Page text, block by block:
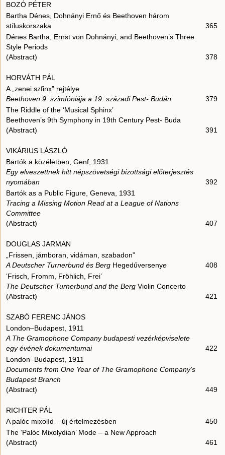
BOZÓ PÉTER
Bartha Dénes, Dohnányi Ernő és Beethoven három
stíluskorszaka
365
Dénes Bartha, Ernst von Dohnányi, and Beethoven’s Three
Style Periods
(Abstract)
378
HORVÁTH PÁL
A „zenei szfinx” rejtélye
Beethoven 9. szimfóniája a 19. századi Pest- Budán
379
The Riddle of the ‘Musical Sphinx’
Beethoven’s 9th Symphony in 19th Century Pest- Buda
(Abstract)
391
VIKÁRIUS LÁSZLÓ
Bartók a közéletben, Genf, 1931
Egy elveszettnek hitt népszövetségi bizottsági előterjesztés
nyomában
392
Bartók as a Public Figure, Geneva, 1931
Tracing a Missing Motion Read at a League of Nations
Committee
(Abstract)
407
DOUGLAS JARMAN
„Frissen, jámboran, vidáman, szabadon”
A Deutscher Turnerbund és Berg Hegedűversenye
408
‘Frisch, Fromm, Fröhlich, Frei’
The Deutscher Turnerbund and the Berg Violin Concerto
(Abstract)
421
SZABÓ FERENC JÁNOS
London–Budapest, 1911
A The Gramophone Company budapesti vezérképviselete
egy évének dokumentumai
422
London–Budapest, 1911
Documents from One Year of The Gramophone Company’s
Budapest Branch
(Abstract)
449
RICHTER PÁL
A palóc mixolíd – új értelmezésben
450
The ‘Palóc Mixolydian’ Mode – a New Approach
(Abstract)
461